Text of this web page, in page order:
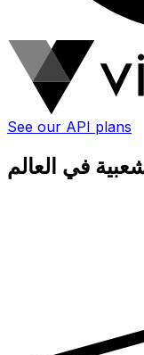
See our API plans
في العالم